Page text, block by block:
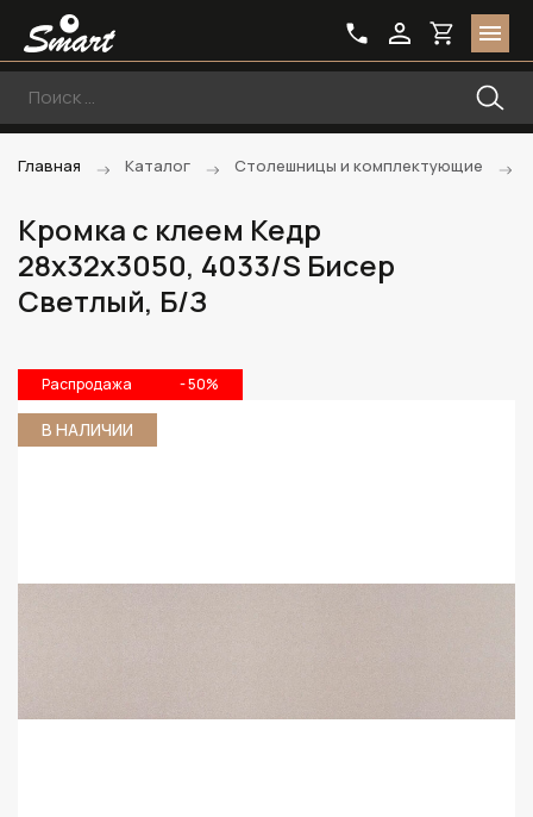
Главная Каталог Столешницы и комплектующие
Кромка с клеем Кедр
28х32х3050, 4033/S Бисер
Светлый, Б/З
Распродажа - 50%
В НАЛИЧИИ